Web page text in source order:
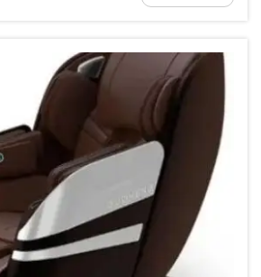
الاصطناعي. اكتشف كيف GUOHENG ...